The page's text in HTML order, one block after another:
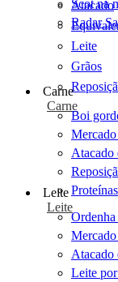
Scot na
Radar
Atacado
Leite
Grãos
Carne
Carne
Boi
Atacado
Leite
Leite
Atacado
Leite